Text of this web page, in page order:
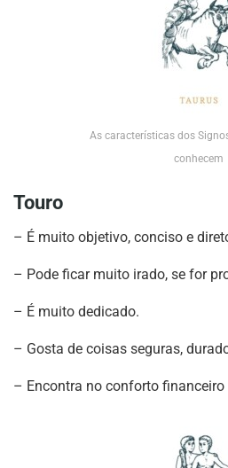
As características dos
conhecem
Touro
– É muito objetivo, conciso e
– Pode ficar muito irado, se for
– É muito dedicado.
– Gosta de coisas seguras,
– Encontra no conforto